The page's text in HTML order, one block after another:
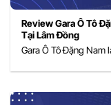
Review Gara Ô Tô
Tại Lâm Đồng
Gara Ô Tô Đặng Nam